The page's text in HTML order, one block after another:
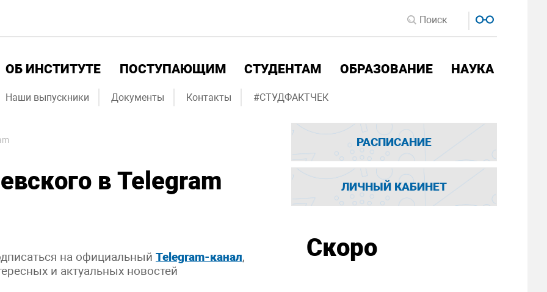
ОБ ИНСТИТУТЕ ПОСТУПАЮЩИМ СТУДЕНТАМ ОБРАЗОВАНИЕ НАУКА
Наши выпускники Документы Контакты #СТУДФАКТЧЕК
в Telegram
на официальный Telegram-канал,
и актуальных новостей
РАСПИСАНИЕ
ЛИЧНЫЙ КАБИНЕТ
Скоро